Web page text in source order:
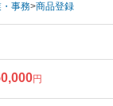
事務>商品登録
円